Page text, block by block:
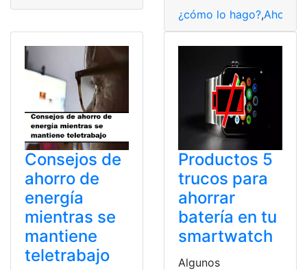
¿cómo lo hago?,Ahorros
Consejos de
ahorro de
energía
mientras se
mantiene
teletrabajo
Productos 5
trucos para
ahorrar
batería en tu
smartwatch
Algunos